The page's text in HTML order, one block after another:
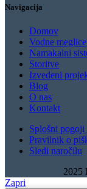
Navigacija
Domov
Vodne meglice
Namakalni
Storitve
Izvedeni
Blog
O nas
Kontakt
Splošni pogoji
Pravilnik o
Sledi naročilu
2025
Zapri